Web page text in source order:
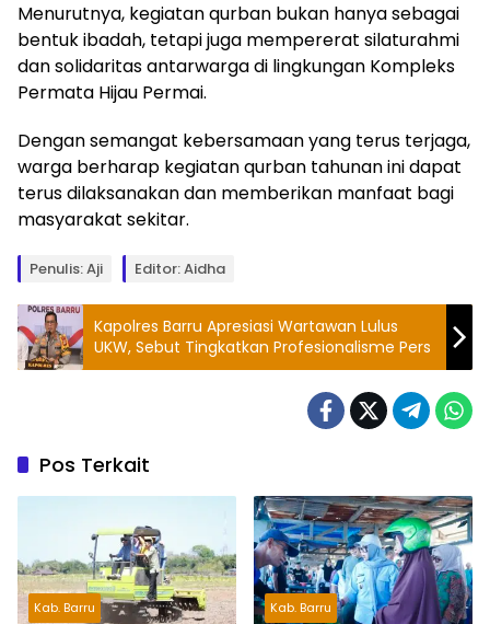
Menurutnya, kegiatan qurban bukan hanya sebagai
bentuk ibadah, tetapi juga mempererat silaturahmi
dan solidaritas antarwarga di lingkungan Kompleks
Permata Hijau Permai.
Dengan semangat kebersamaan yang terus terjaga,
warga berharap kegiatan qurban tahunan ini dapat
terus dilaksanakan dan memberikan manfaat bagi
masyarakat sekitar.
Penulis: Aji Editor: Aidha
Kapolres Barru Apresiasi Wartawan Lulus
UKW, Sebut Tingkatkan Profesionalisme Pers
Pos Terkait
Kab. Barru Kab. Barru